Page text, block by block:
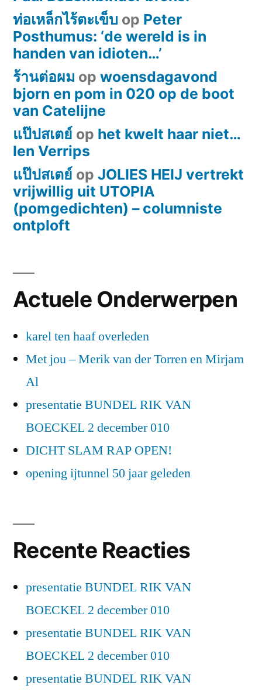
hard
en
taai
als
een
boze
doornen
als
draadnagels.
Hoog
witte
ท่อเหล็กไร้ตะเข็บ op Peter
Posthumus: ‘de wereld is in
handen van idioten…’
ร้านต่อผม op woensdagavond
bjorn en pom in 020 op de boot
van Catelijne
แป๊ปสเตย์ op het kwelt haar niet…
Ien Verrips
แป๊ปสเตย์ op JOLIES HEIJ vertrekt
vrijwillig uit UTOPIA
(pomgedichten) – columniste
ontploft
Actuele Onderwerpen
karel ten haaf overleden
Met jou – Merik van der Torren en Mirjam
Al
presentatie BUNDEL RIK VAN
BOECKEL 2 december 010
DICHT SLAM RAP OPEN!
opening ijtunnel 50 jaar geleden
Recente Reacties
presentatie BUNDEL RIK VAN
BOECKEL 2 december 010
presentatie BUNDEL RIK VAN
BOECKEL 2 december 010
presentatie BUNDEL RIK VAN